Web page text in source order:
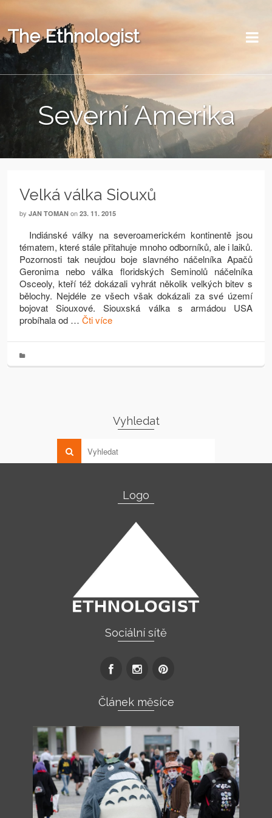
The Ethnologist
Severní Amerika
Velká válka Siouxů
by JAN TOMAN on 23. 11. 2015
Indiánské války na severoamerickém kontinentě jsou
tématem, které stále přitahuje mnoho odborníků, ale i laiků.
Pozornosti tak neujdou boje slavného náčelníka Apačů
Geronima nebo válka floridských Seminolů náčelníka
Osceoly, kteří též dokázali vyhrát několik velkých bitev s
bělochy. Nejdéle ze všech však dokázali za své území
bojovat Siouxové. Siouxská válka s armádou USA
probíhala od … Čti více
Vyhledat
Logo
Sociální sítě
Článek měsíce